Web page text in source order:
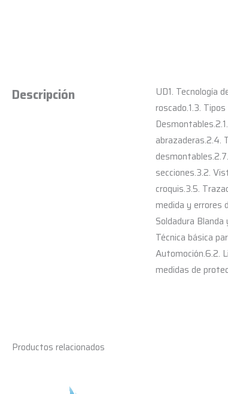
Descripción
UD1. Tecnología
roscado.1.3.
abrazaderas.2.4.
secciones.3.2.
croquis.3.5.
medida y errores
Soldadura
Técnica básica
Automoción.6.2.
medidas de
Productos relacionados